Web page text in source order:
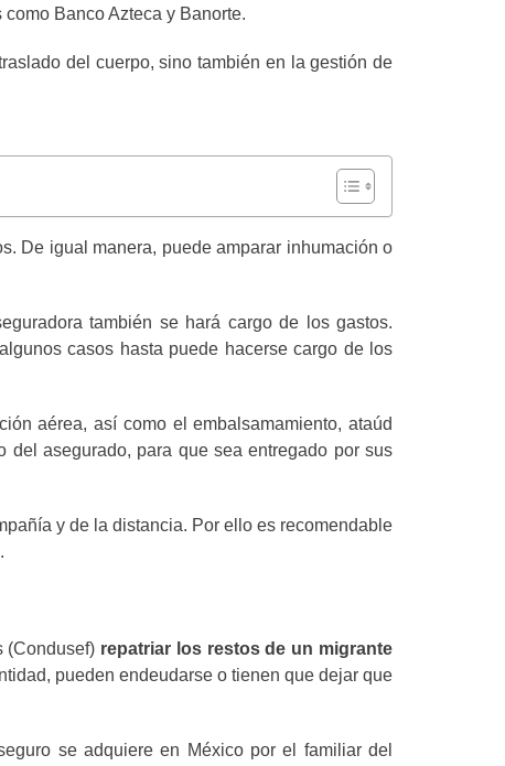
Banco Azteca y Banorte.
del cuerpo, sino también en la gestión de
De igual manera, puede amparar inhumación o
también se hará cargo de los gastos.
casos hasta puede hacerse cargo de los
aérea, así como el embalsamamiento, ataúd
del asegurado, para que sea entregado por sus
y de la distancia. Por ello es recomendable
(Condusef) repatriar los restos de un migrante
pueden endeudarse o tienen que dejar que
se adquiere en México por el familiar del